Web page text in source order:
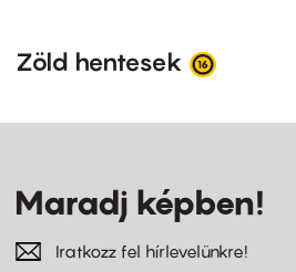
Zöld hentesek
Maradj képben!
Iratkozz fel hírlevelünkre!